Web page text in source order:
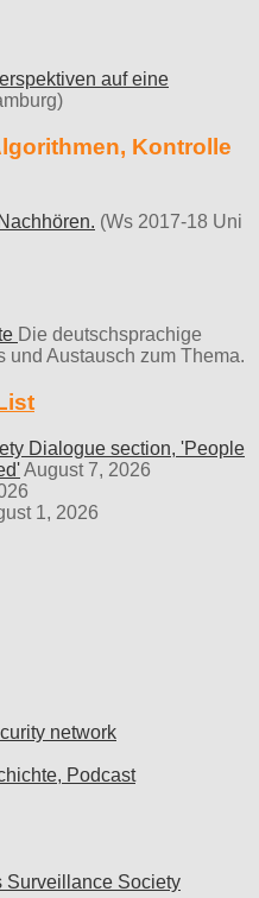
auf eine
Kontrolle
(Ws 2017-18 Uni
Die deutschsprachige
und Austausch zum Thema.
Dialogue section, 'People
August 7, 2026
1, 2026
network
Podcast
Surveillance Society